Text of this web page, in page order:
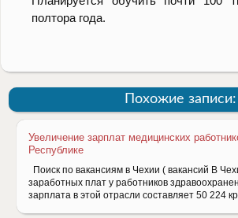
полтора года.
Похожие записи:
Увеличение зарплат медицинских
Республике
Поиск по вакансиям в Чехии ( вакансий В
заработных плат у работников
зарплата в этой отрасли составляет 50 224